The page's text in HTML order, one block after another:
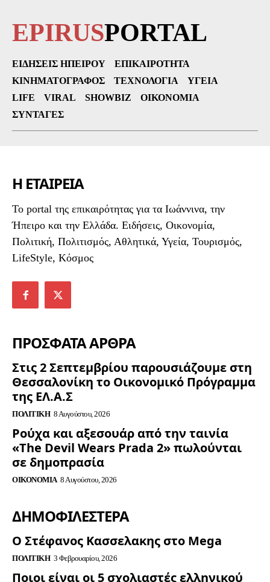
EPIRUSPORTAL
ΕΙΔΉΣΕΙΣ ΗΠΕΊΡΟΥ
ΕΠΙΚΑΙΡΌΤΗΤΑ
ΚΙΝΗΜΑΤΟΓΡΆΦΟΣ
ΤΕΧΝΟΛΟΓΊΑ
ΥΓΕΊΑ
LIFE
VIRAL SHOWBIZ
ΟΙΚΟΝΟΜΊΑ
ΣΥΝΤΑΓΈΣ
Η ΕΤΑΙΡΕΙΑ
To portal της επικαιρότητας για τα Ιωάννινα, την
Ήπειρο και την Ελλάδα. Ειδήσεις, Οικονομία,
Πολιτική, Πολιτισμός, Αθλητικά, Υγεία, Τουρισμός,
LifeStyle, Κόσμος
ΠΡΟΣΦΑΤΑ ΑΡΘΡΑ
Στις 2 Σεπτεμβρίου παρουσιάζουμε στη
Θεσσαλονίκη το Οικονομικό Πρόγραμμα
της ΕΛ.Α.Σ
ΠΟΛΙΤΙΚΉ 8 Αυγούστου, 2026
Ρούχα και αξεσουάρ από την ταινία
«The Devil Wears Prada 2» πωλούνται
σε δημοπρασία
ΟΙΚΟΝΟΜΊΑ 8 Αυγούστου, 2026
ΔΗΜΟΦΙΛΈΣΤΕΡΑ
Ο Στέφανος Κασσελακης στο Mega
ΠΟΛΙΤΙΚΉ 3 Φεβρουαρίου, 2026
Ποιοι είναι οι 5 σχολιαστές ελληνικού